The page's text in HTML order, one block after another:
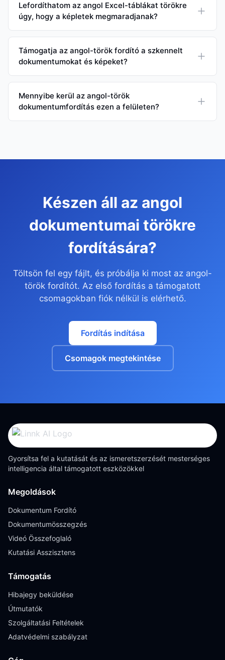
Lefordíthatom az angol Excel-táblákat törökre
úgy, hogy a képletek megmaradjanak?
Támogatja az angol-török fordító a szkennelt
dokumentumokat és képeket?
Mennyibe kerül az angol-török
dokumentumfordítás ezen a felületen?
Készen áll az angol
dokumentumai törökre
fordítására?
Töltsön fel egy fájlt, és próbálja ki most az angol-
török fordítót. Az első fordítás a támogatott
csomagokban fiók nélkül is elérhető.
Fordítás indítása
Csomagok megtekintése
Gyorsítsa fel a kutatását és az ismeretszerzését mesterséges
intelligencia által támogatott eszközökkel
Megoldások
Dokumentum Fordító
Dokumentumösszegzés
Videó Összefoglaló
Kutatási Asszisztens
Támogatás
Hibajegy beküldése
Útmutatók
Szolgáltatási Feltételek
Adatvédelmi szabályzat